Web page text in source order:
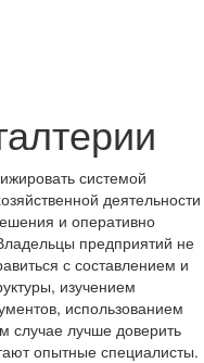
системой
деятельности
и оперативно
предприятий не
с составлением и
изучением
использованием
случае лучше доверить
опытные специалисты.